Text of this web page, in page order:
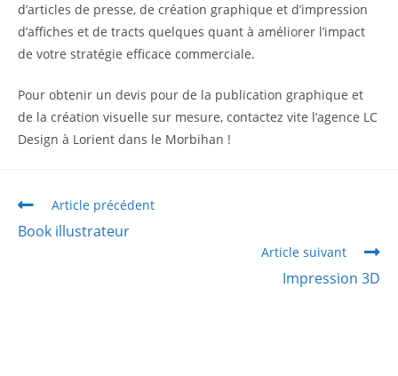
d’articles de presse, de création graphique et d’impression
d’affiches et de tracts quelques quant à améliorer l’impact
de votre stratégie efficace commerciale.
Pour obtenir un devis pour de la publication graphique et
de la création visuelle sur mesure, contactez vite l’agence LC
Design à Lorient dans le Morbihan !
Article précédent
Book illustrateur
Article suivant
Impression 3D